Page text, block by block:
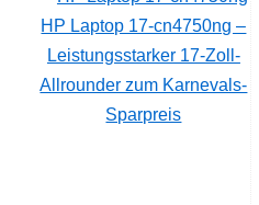
HP Laptop 17-cn4750ng –
Leistungsstarker 17-Zoll-
Allrounder zum Karnevals-
Sparpreis